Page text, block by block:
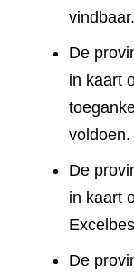
vindbaar.
De
in kaart
voldoen.
De
in kaart
De